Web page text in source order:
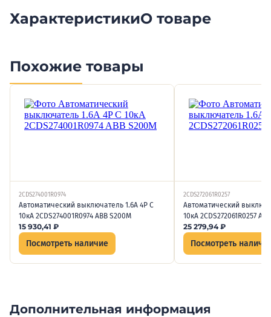
ХарактеристикиО товаре
Похожие товары
2CDS274001R0974
Автоматический выключатель 1.6А 4P C
10кА 2CDS274001R0974 ABB S200M
15 930,41 ₽
Посмотреть наличие
2CDS272061R0257
Автоматический
10кА 2CDS272061R0257
25 279,94₽
Посмотреть
Дополнительная информация